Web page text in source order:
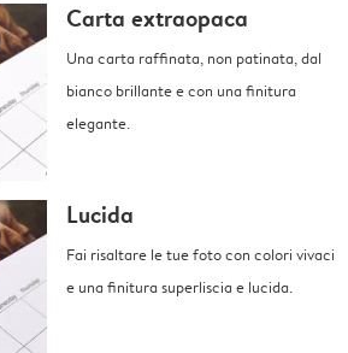
Carta extraopaca
Una carta raffinata, non patinata, dal
bianco brillante e con una finitura
elegante.
Lucida
Fai risaltare le tue foto con colori vivaci
e una finitura superliscia e lucida.